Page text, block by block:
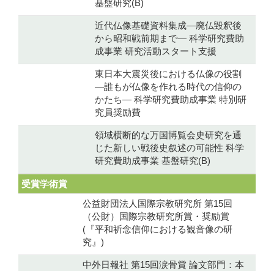
基盤研究(B)
近代仏像基礎資料集成―廃仏毀釈後
から昭和戦前期まで― 科学研究費助
成事業 研究活動スタート支援
東日本大震災後における仏像の役割
―誰もが仏像を作れる時代の信仰の
かたち― 科学研究費助成事業 特別研
究員奨励費
領域横断的な万国博覧会史研究を通
じた新しい戦後史叙述の可能性 科学
研究費助成事業 基盤研究(B)
受賞学術賞
公益財団法人国際宗教研究所 第15回
（公財）国際宗教研究所賞・奨励賞
(『平和祈念信仰における観音像の研
究』)
中外日報社 第15回涙骨賞 論文部門：本